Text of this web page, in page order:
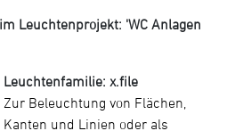
Leuchtenprojekt: 'WC Anlagen
Leuchtenfamilie: x.file
Zur Beleuchtung von Flächen,
Kanten und Linien oder als